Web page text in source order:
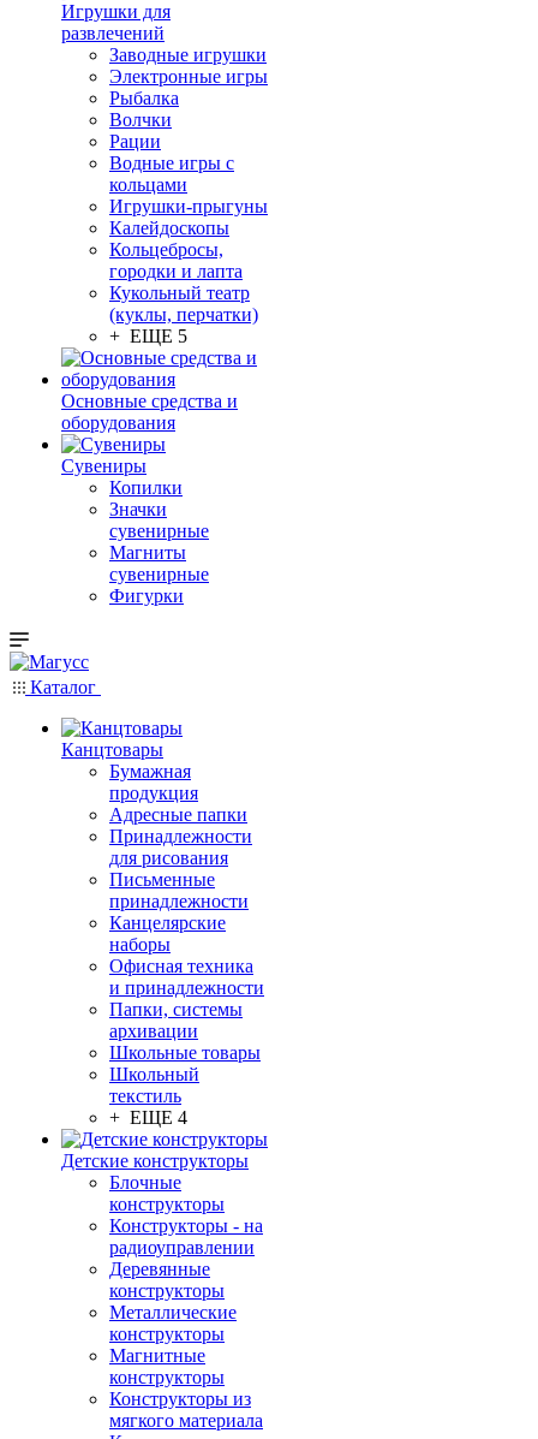
Игрушки для
развлечений
Заводные игрушки
Электронные игры
Рыбалка
Волчки
Рации
Водные игры с
кольцами
Игрушки-прыгуны
Калейдоскопы
Кольцебросы,
городки и лапта
Кукольный театр
(куклы, перчатки)
+ ЕЩЕ 5
Основные средства и
оборудования
Сувениры
Копилки
Значки
сувенирные
Магниты
сувенирные
Фигурки
Каталог
Канцтовары
Бумажная
продукция
Адресные папки
Принадлежности
для рисования
Письменные
принадлежности
Канцелярские
наборы
Офисная техника
и принадлежности
Папки, системы
архивации
Школьные товары
Школьный
текстиль
+ ЕЩЕ 4
Детские конструкторы
Блочные
конструкторы
Конструкторы - на
радиоуправлении
Деревянные
конструкторы
Металлические
конструкторы
Магнитные
конструкторы
Конструкторы из
мягкого материала